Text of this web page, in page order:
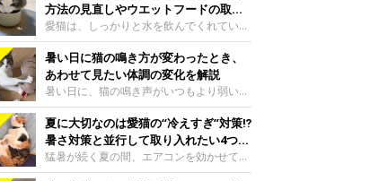
う。家の中なら安全と思っていても、日中
は室温が急に上がることがあります。留守
中の暑さから猫を守るために準備したいこ
とや、帰宅後に見たいサインなどについ
て、ねこのきもち獣医師相談室の岡本りさ
先生に伺いました。 留守中は室温が急に
上がることがあるねこのきもち投稿写真ギ
ャラリー夏の日中は、エアコンが切れると
室温が急に上昇する場合があります。猫は
自分で涼しい場所を探すのが得意ですが、
部屋全体が暑くなれ
方法の見直しやウエットフードの取り
入れ方を解説
愛猫は、しっかりと水を飲んでくれていま
すか？ 夏場はエアコンで室内が涼しいこ
ともあり、猫があまり水を飲まないこと
も。積極的に水分を摂らせるためには、給
水方法を見直したり、フードから水分を摂
らせたりする方法があります。今回は獣医
師の重本仁先生に、猫に水分を摂らせるた
めにできるためできる工夫を教えていただ
きました。ボウルの高さを愛猫の好みにね
このきもち投稿写真ギャラリー水飲みボウ
暑い日に猫の鳴き方が変わったとき、
あわせて見たい体調の変化を解説
暑い日に、猫の鳴き声がいつもより弱い、
かすれる、しつこく鳴くなど、ふだんと違
って聞こえることがあります。 そんなと
き、あわせてどのような様子を確認したら
よいのでしょうか。暑い日に猫の鳴き方が
変わるときの見方や注意したい体調の変化
夏に大切なのは愛猫の“冷えすぎ”対策⁉
暑さ対策と並行して取り入れたい4つの
工夫
猛暑が続く夏の間、エアコンを効かせて室
内を冷やしますよね。しかし、人にとって